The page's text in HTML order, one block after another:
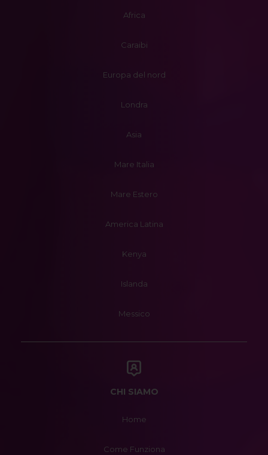
Africa
Caraibi
Europa del nord
Londra
Asia
Mare Italia
Mare Estero
America Latina
Kenya
Islanda
Messico
CHI SIAMO
Home
Come Funziona